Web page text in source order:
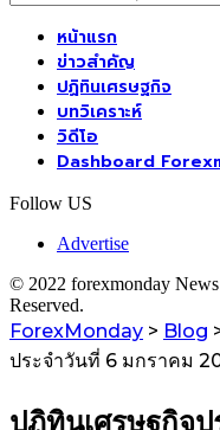
หน้าแรก
ข่าวสำคัญ
ปฏิทินเศรษฐกิจ
บทวิเคราะห์
วิดีโอ
Dashboard
Follow US
Advertise
© 2022 forexmonday
Reserved.
ForexMonday > Blog
ประจำวันที่ 6 มกราคม
ปฏิทินเศรษฐกิจ